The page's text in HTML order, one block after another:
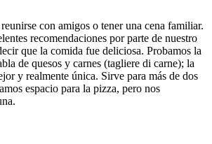
con amigos o tener una cena familiar.
recomendaciones por parte de nuestro
que la comida fue deliciosa. Probamos la
de quesos y carnes (tagliere di carne); la
y realmente única. Sirve para más de dos
espacio para la pizza, pero nos